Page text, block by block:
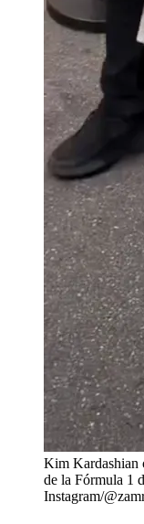
Kim Kardashian
de la Fórmula 1
Instagram/